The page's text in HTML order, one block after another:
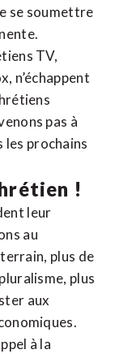
se soumettre
TV,
n’échappent
pas à
prochains
!
leur
au
plus de
plus
aux
à la